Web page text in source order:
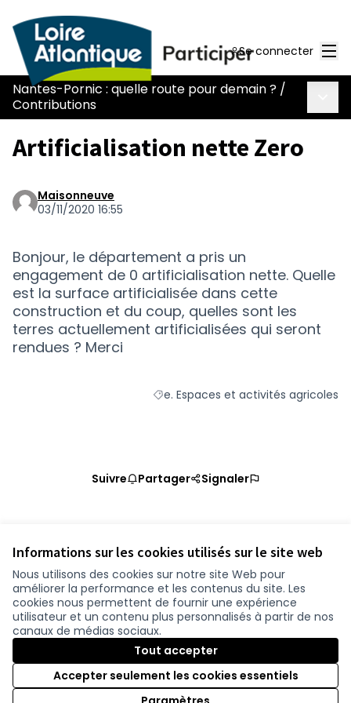
Informations sur les cookies utilisés sur le site web
Nous utilisons des cookies sur notre site Web pour
améliorer la performance et les contenus du site. Les
cookies nous permettent de fournir une expérience
utilisateur et un contenu plus personnalisés à partir de nos
canaux de médias sociaux.
Tout accepter
Accepter seulement les cookies essentiels
Se connecter
Nantes-Pornic : quelle route pour demain ? /
Contributions
Artificialisation nette Zero
Maisonneuve
03/11/2020 16:55
Bonjour, le département a pris un
engagement de 0 artificialisation nette. Quelle
est la surface artificialisée dans cette
construction et du coup, quelles sont les
terres actuellement artificialisées qui seront
rendues ? Merci
Filtrer les résultats de la catégorie :
e. Espaces et activités agricoles
Suivre Partager Signaler
Vérifiez l'empreinte numérique
Conditions d'utilisation
Paramètres des cookies
participer.loire-atlantique.fr sur Facebook
(Nouvelle fenêtre)
participer.loire-atlantique.fr sur Instagram
(Nouvelle fenêtre)
participer.loire-atlantique.fr sur YouTube
(Nouvelle fenêtre)
Licence
(Nouvelle